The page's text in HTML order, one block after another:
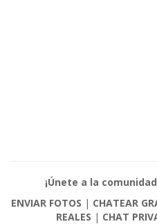
¡Únete a la
ENVIAR FOTOS | CHATEAR
REALES | CHAT